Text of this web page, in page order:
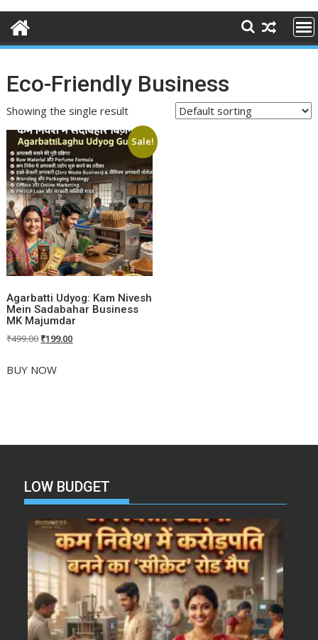
Eco-Friendly Business
Showing the single result
Sale!
Agarbatti Udyog: Kam Nivesh
Mein Sadabahar Business
MK Majumdar
₹499.00Original
was:
₹199.00Current
BUY NOW
LOW BUDGET